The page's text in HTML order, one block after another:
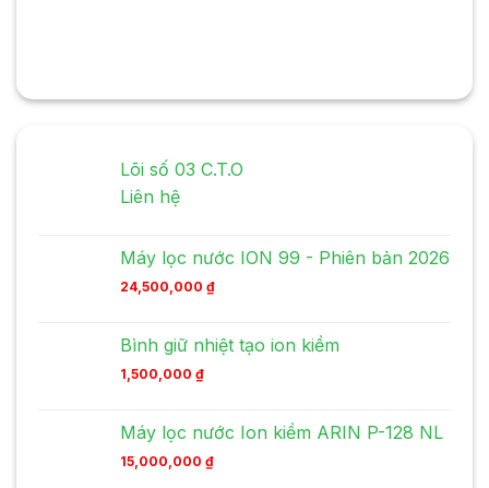
Lõi số 03 C.T.O
Liên hệ
Máy lọc nước ION 99 - Phiên bản 2026
24,500,000 ₫
Bình giữ nhiệt tạo ion kiềm
1,500,000 ₫
Máy lọc nước Ion kiềm ARIN P-128 NL
15,000,000 ₫